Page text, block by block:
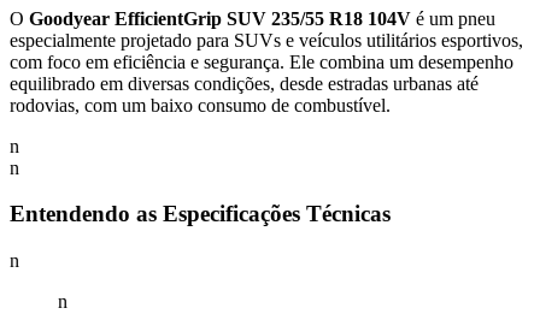
O Goodyear EfficientGrip SUV 235/55 R18 104V é um pneu
especialmente projetado para SUVs e veículos utilitários esportivos,
com foco em eficiência e segurança. Ele combina um desempenho
equilibrado em diversas condições, desde estradas urbanas até
rodovias, com um baixo consumo de combustível.
n
n
Entendendo as Especificações Técnicas
n
n